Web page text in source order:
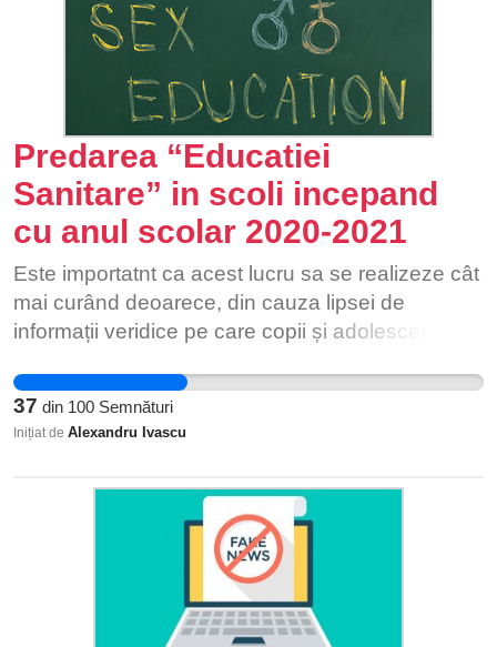
Predarea “Educatiei
Sanitare” in scoli incepand
cu anul scolar 2020-2021
Este importatnt ca acest lucru sa se realizeze cât
mai curând deoarece, din cauza lipsei de
informații veridice pe care copii și adolescenții le
privește numarul de adolescente care devin
mame. Astfel, in 2015, fiecare al zecelea copil
născut in România avea mamă minoră. Totodată,
2012 au avut loc 480 de avorturi la 1.000 de
sarcini, și la nefolosirea mijloacelor de
37 din 100 Semnături
Inițiat de Alexandru Ivascu